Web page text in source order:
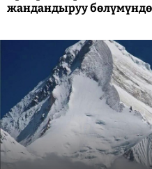
жандандыруу